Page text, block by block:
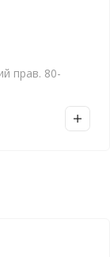
прав. 80-